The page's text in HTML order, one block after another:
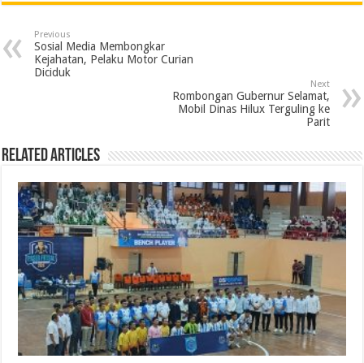
b
o
t
e
e
d
s
A
g
r
Previous
Sosial Media Membongkar
Kejahatan, Pelaku Motor Curian
Diciduk
Next
Rombongan Gubernur Selamat,
Mobil Dinas Hilux Terguling ke
Parit
Related Articles